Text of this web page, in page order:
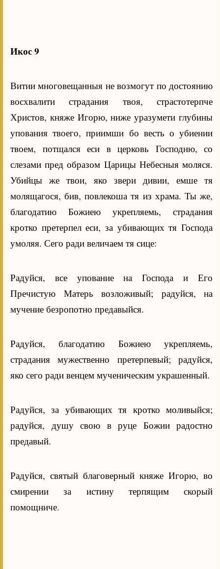
Икос 9
Витии многовещанныя не возмогут по достоянию
восхвалити страдания твоя, страстотерпче
Христов, княже Игорю, ниже уразумети глубины
упования твоего, приимши бо весть о убиении
твоем, потщался еси в церковь Господню, со
слезами пред образом Царицы Небесныя моляся.
Убийцы же твои, яко звери дивии, емше тя
молящагося, бив, повлекоша тя из храма. Ты же,
благодатию Божиею укрепляемь, страдания
кротко претерпел еси, за убивающих тя Господа
умоляя. Сего ради величаем тя сице:
Радуйся, все упование на Господа и Его
Пречистую Матерь возложивый; радуйся, на
мучение безропотно предавыйся.
Радуйся, благодатию Божиею укрепляемь,
страдания мужественно претерпевый; радуйся,
яко сего ради венцем мученическим украшенный.
Радуйся, за убивающих тя кротко моливыйся;
радуйся, душу свою в руце Божии радостно
предавый.
Радуйся, святый благоверный княже Игорю, во
смирении за истину терпящим скорый
помощниче.